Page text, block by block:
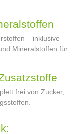
– inklusive
Mineralstoffen für
frei von Zucker,